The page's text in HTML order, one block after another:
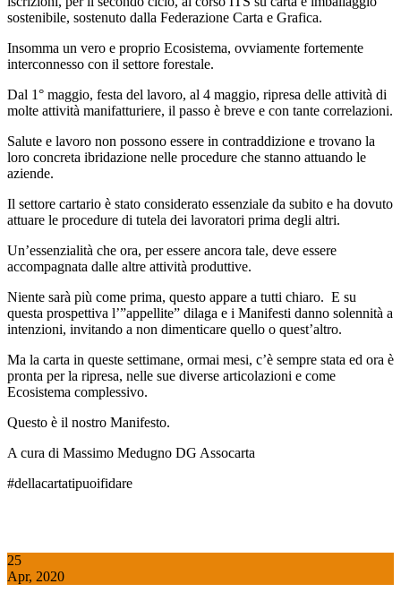
sostenibile, sostenuto dalla Federazione Carta e Grafica.
Insomma un vero e proprio Ecosistema, ovviamente fortemente
interconnesso con il settore forestale.
Dal 1° maggio, festa del lavoro, al 4 maggio, ripresa delle attività di
molte attività manifatturiere, il passo è breve e con tante correlazioni.
Salute e lavoro non possono essere in contraddizione e trovano la
loro concreta ibridazione nelle procedure che stanno attuando le
aziende.
Il settore cartario è stato considerato essenziale da subito e ha dovuto
attuare le procedure di tutela dei lavoratori prima degli altri.
Un’essenzialità che ora, per essere ancora tale, deve essere
accompagnata dalle altre attività produttive.
Niente sarà più come prima, questo appare a tutti chiaro. E su
questa prospettiva l’”appellite” dilaga e i Manifesti danno solennità a
intenzioni, invitando a non dimenticare quello o quest’altro.
Ma la carta in queste settimane, ormai mesi, c’è sempre stata ed ora è
pronta per la ripresa, nelle sue diverse articolazioni e come
Ecosistema complessivo.
Questo è il nostro Manifesto.
A cura di Massimo Medugno DG Assocarta
#dellacartatipuoifidare
25
Apr, 2020